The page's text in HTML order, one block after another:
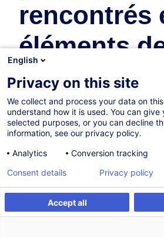
Être alerté
rencontrés
éléments
réponse
Architecture, Ingénierie &
En collaboration avec:
English
Privacy on this site
We collect and process your data on
understand how it is used. You can give
selected purposes, or you can decline
information, see our privacy policy.
Analytics
Conversion tracking
Accept all
Consent details Privacy policy